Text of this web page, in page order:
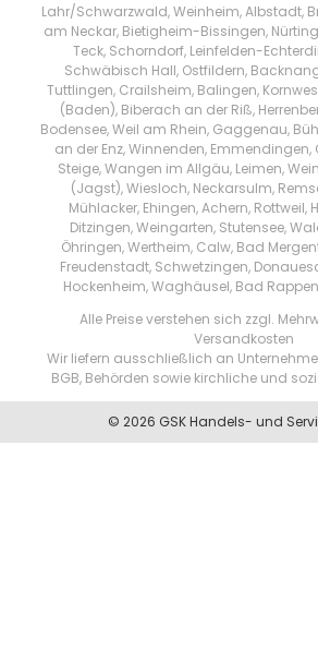
Lahr/Schwarzwald, Weinheim, Albstadt,
am Neckar, Bietigheim-Bissingen,
Teck, Schorndorf, Leinfelden-
Schwäbisch Hall, Ostfildern,
Tuttlingen, Crailsheim, Balingen,
(Baden), Biberach an der Riß,
Bodensee, Weil am Rhein, Gaggenau,
an der Enz, Winnenden,
Steige, Wangen im Allgäu, Leimen,
(Jagst), Wiesloch, Neckarsulm,
Mühlacker, Ehingen, Achern, Rottweil,
Ditzingen, Weingarten, Stutensee,
Öhringen, Wertheim, Calw, Bad
Freudenstadt, Schwetzingen,
Hockenheim, Waghäusel, Bad
Alle Preise verstehen sich zzgl.
Versandkosten
Wir liefern ausschließlich an
BGB, Behörden sowie kirchliche und
© 2026 GSK Handels- und